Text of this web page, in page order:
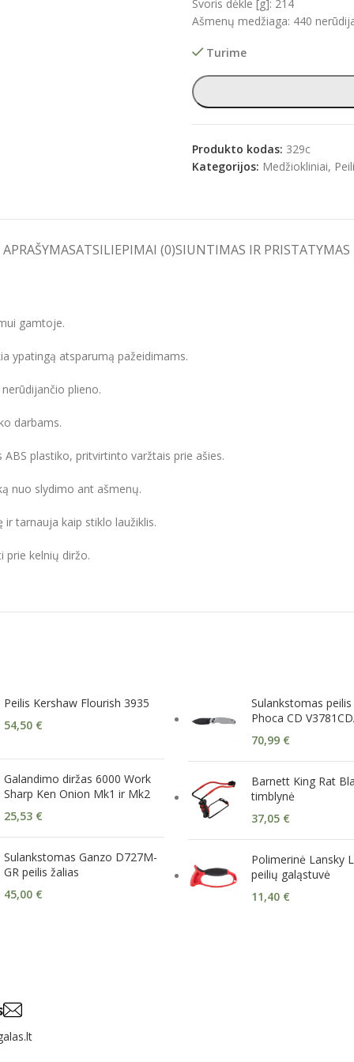
Svoris dėkle [g]: 214
Ašmenų medžiaga: 440
Turime
Produkto kodas: 329c
Kategorijos: Medžiokliniai,
APRAŠYMASATSILIEPIMAI (0)SIUNTIMAS IR PRISTATYMAS
gamtoje.
ypatingą atsparumą pažeidimams.
plieno.
darbams.
plastiko, pritvirtinto varžtais prie ašies.
nuo slydimo ant ašmenų.
tarnauja kaip stiklo laužiklis.
prie kelnių diržo.
Peilis Kershaw Flourish 3935
54,50 €
Galandimo diržas 6000 Work
Sharp Ken Onion Mk1 ir Mk2
25,53 €
Sulankstomas Ganzo D727M-
GR peilis žalias
45,00 €
Sulankstomas
Phoca CD
70,99 €
Barnett King Rat
timblynė
37,05 €
Polimerinė Lansky
peilių galąstuvė
11,40 €